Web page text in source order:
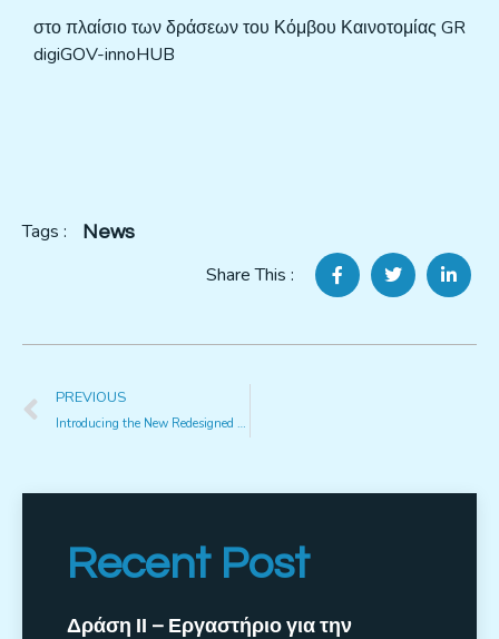
στο πλαίσιο των δράσεων του Κόμβου Καινοτομίας GR
digiGOV-innoHUB
Tags : News
Share This :
PREVIOUS
Introducing the New Redesigned Website
Recent Post
Δράση ΙΙ – Εργαστήριο για την